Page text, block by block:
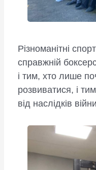
Різноманітні
справжній
і тим, хто лише
розвиватися, і
від наслідків